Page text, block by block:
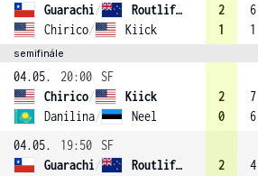
Guarachi/
Routliffe (1)
Chirico/ Kiick
2
1
6
1
semifinále
04.05. 20:00
SF
Chirico/
Kiick
Danilina/ Neel
2
0
7
6
04.05.
19:50
SF
Guarachi/
Routliffe (1)
2
4